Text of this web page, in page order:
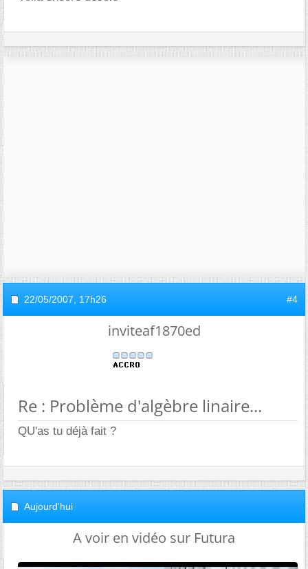
22/05/2007, 17h26 #4
inviteaf1870ed
Re : Problème d'algèbre linaire...
QU'as tu déjà fait ?
Aujourd'hui
A voir en vidéo sur Futura